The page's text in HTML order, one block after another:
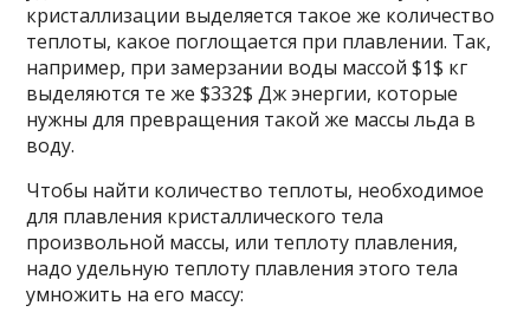
кристаллизации выделяется такое же количество
теплоты, какое поглощается при плавлении. Так,
например, при замерзании воды массой $1$ кг
выделяются те же $332$ Дж энергии, которые
нужны для превращения такой же массы льда в
воду.
Чтобы найти количество теплоты, необходимое
для плавления кристаллического тела
произвольной массы, или теплоту плавления,
надо удельную теплоту плавления этого тела
умножить на его массу: